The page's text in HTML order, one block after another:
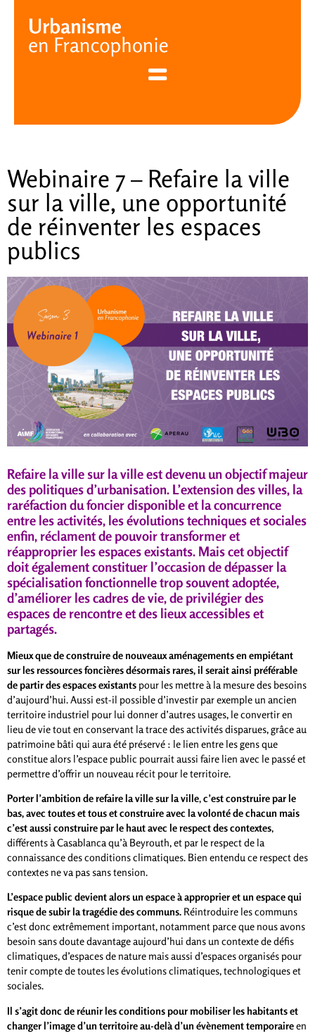
Webinaire 7 – Refaire la ville
sur la ville, une opportunité
de réinventer les espaces
publics
Refaire la ville sur la ville est devenu un objectif majeur
des politiques d’urbanisation. L’extension des villes, la
raréfaction du foncier disponible et la concurrence
entre les activités, les évolutions techniques et sociales
enfin, réclament de pouvoir transformer et
réapproprier les espaces existants. Mais cet objectif
doit également constituer l’occasion de dépasser la
spécialisation fonctionnelle trop souvent adoptée,
d’améliorer les cadres de vie, de privilégier des
espaces de rencontre et des lieux accessibles et
partagés.
Mieux que de construire de nouveaux aménagements en empiétant
sur les ressources foncières désormais rares, il serait ainsi préférable
de partir des espaces existants pour les mettre à la mesure des besoins
d’aujourd’hui. Aussi est-il possible d’investir par exemple un ancien
territoire industriel pour lui donner d’autres usages, le convertir en
lieu de vie tout en conservant la trace des activités disparues, grâce au
patrimoine bâti qui aura été préservé : le lien entre les gens que
constitue alors l’espace public pourrait aussi faire lien avec le passé et
permettre d’offrir un nouveau récit pour le territoire.
Porter l’ambition de refaire la ville sur la ville,c’est construire par le
bas, avec toutes et tous et construire avec la volonté de chacun mais
c’est aussi construire par le haut avec le respect des contextes,
différents à Casablanca qu’à Beyrouth, et par le respect de la
connaissance des conditions climatiques. Bien entendu ce respect des
contextes ne va pas sans tension.
L’espace public devient alors un espace à approprier et un espace qui
risque de subir la tragédie des communs. Réintroduire les communs
c’est donc extrêmement important, notamment parce que nous avons
besoin sans doute davantage aujourd’hui dans un contexte de défis
climatiques, d’espaces de nature mais aussi d’espaces organisés pour
tenir compte de toutes les évolutions climatiques, technologiques et
sociales.
Il s’agit donc de réunir les conditions pour mobiliser les habitants et
changer l’image d’un territoire au-delà d’un évènement temporaireen